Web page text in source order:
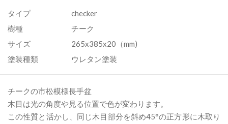
タイプ
checker
樹種
チーク
サイズ
265x385x20（mm)
塗装種類
ウレタン塗装
チークの市松模様長手盆
木目は光の角度や見る位置で色が変わります。
この性質と活かし、同じ木目部分を斜め45°の正方形に木取り